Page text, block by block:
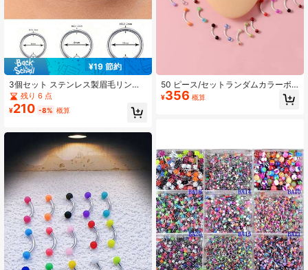
4.85 431 フォロワー
4.85 431 フォロワー
4.85 431 フォロワー
¥19 節約
3個セット ステンレス製眉毛リング&
スタッド、シルバーニップルリン
グ、低アレルギー性キャプティブビ
ードリング、男女兼用ピアスジュエ
残り 6 点
¥210 -8% 概算
50 ピース/セットランダムカラーボ
ール装飾眉毛リングユニセックスフ
ァッションパンクボディピアスジュ
¥356 概算